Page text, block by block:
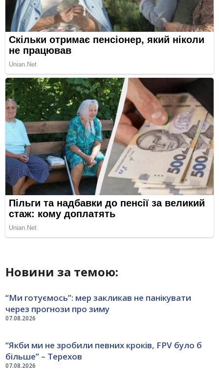
Новини за темою:
07.08.2026
“Ми готуємось”: мер закликав не панікувати
через прогнози про зиму
07.08.2026
“Якби ми не зробили певних кроків, FPV було б
більше” – Терехов